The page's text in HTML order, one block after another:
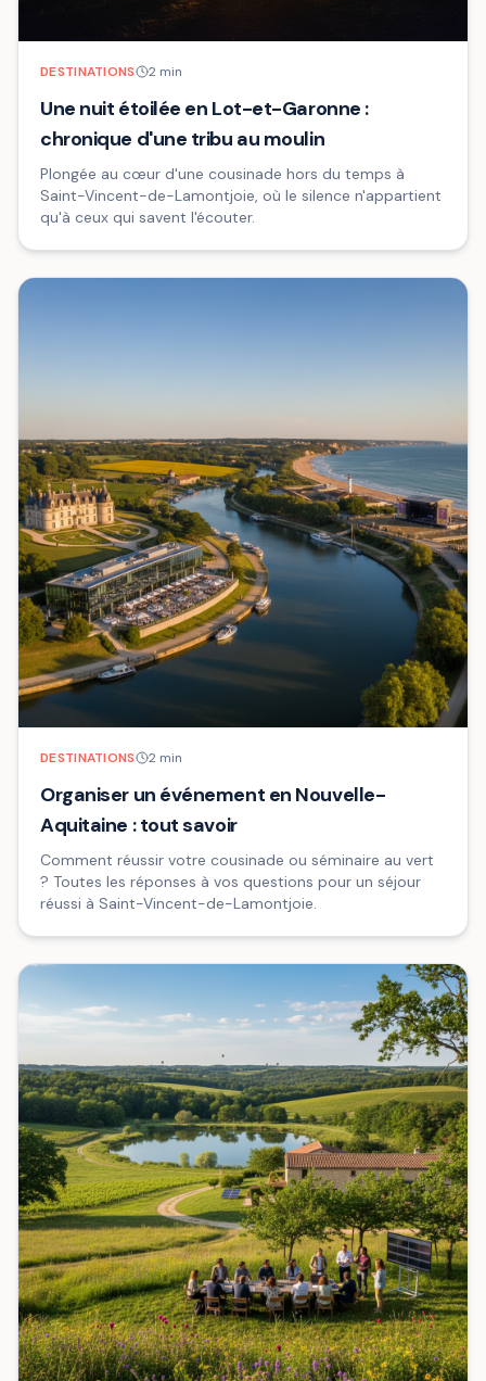
DESTINATIONS 2min
Une nuit étoilée en Lot-et-Garonne :
chronique d'une tribu au moulin
Plongée au cœur d'une cousinade hors du temps à
Saint-Vincent-de-Lamontjoie, où le silence n'appartient
qu'à ceux qui savent l'écouter.
DESTINATIONS 2min
Organiser un événement en Nouvelle-
Aquitaine : tout savoir
Comment réussir votre cousinade ou séminaire au vert
? Toutes les réponses à vos questions pour un séjour
réussi à Saint-Vincent-de-Lamontjoie.